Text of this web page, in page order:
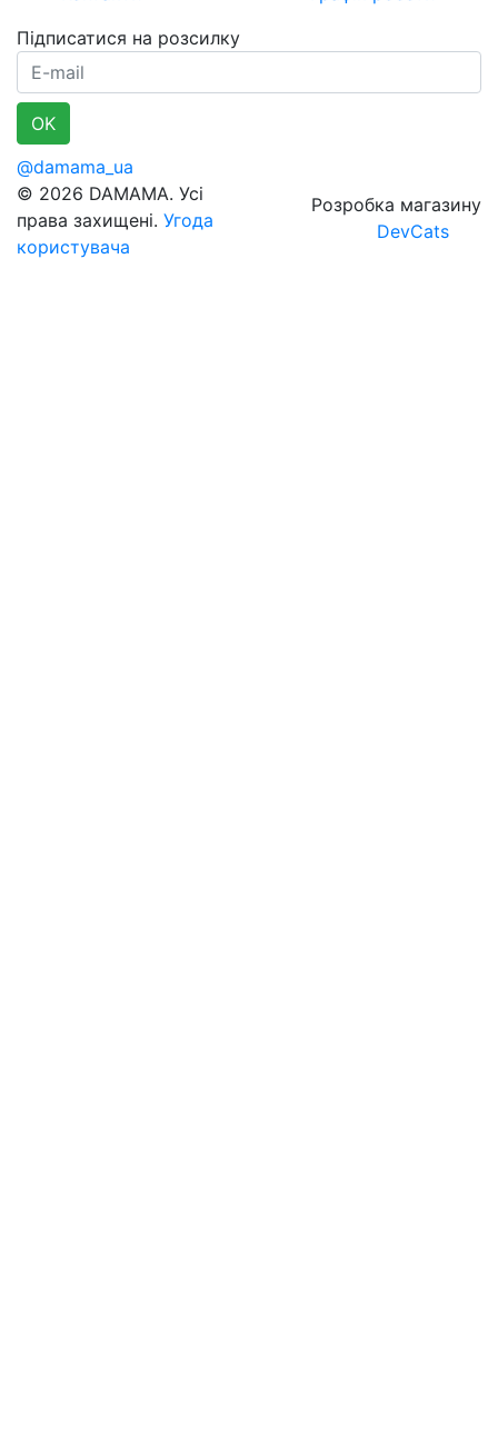
Підписатися на розсилку
E-mail
OK
@damama_ua
© 2026 DAMAMA. Усі
права захищені. Угода
користувача
Розробка магазину
DevCats